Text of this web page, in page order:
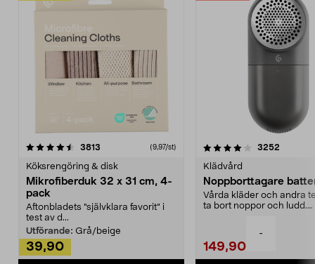
-
3813 (9,97/st)
Köksrengöring & disk
Mikrofiberduk 32 x 31 cm, 4-
pack
Aftonbladets "självklara favorit” i
test av d...
Utförande: Grå/beige
39,90
4.0av 5 stjärnor 3252
Klädvård
Noppborttagare
Vårda kläder och andra
ta bort noppor och ludd.
149,90
4.5av 5 stjärnor